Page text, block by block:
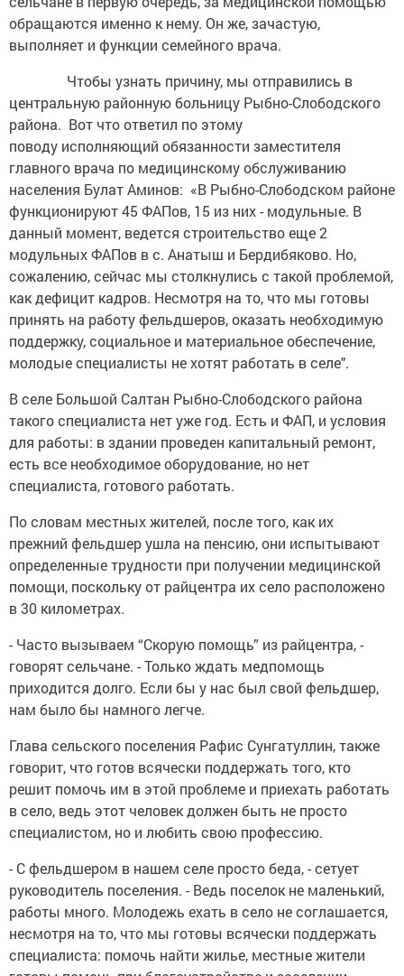
обращаются именно к нему. Он же, зачастую,
выполняет и функции семейного врача.
Чтобы узнать причину, мы отправились в
центральную районную больницу Рыбно-Слободского
района. Вот что ответил по этому
поводу исполняющий обязанности заместителя
главного врача по медицинскому обслуживанию
населения Булат Аминов: «В Рыбно-Слободском районе
функционируют 45 ФАПов, 15 из них - модульные. В
данный момент, ведется строительство еще 2
модульных ФАПов в с. Анатыш и Бердибяково. Но,
сожалению, сейчас мы столкнулись с такой проблемой,
как дефицит кадров. Несмотря на то, что мы готовы
принять на работу фельдшеров, оказать необходимую
поддержку, социальное и материальное обеспечение,
молодые специалисты не хотят работать в селе".
В селе Большой Салтан Рыбно-Слободского района
такого специалиста нет уже год. Есть и ФАП, и условия
для работы: в здании проведен капитальный ремонт,
есть все необходимое оборудование, но нет
специалиста, готового работать.
По словам местных жителей, после того, как их
прежний фельдшер ушла на пенсию, они испытывают
определенные трудности при получении медицинской
помощи, поскольку от райцентра их село расположено
в 30 километрах.
- Часто вызываем “Скорую помощь” из райцентра, -
говорят сельчане. - Только ждать медпомощь
приходится долго. Если бы у нас был свой фельдшер,
нам было бы намного легче.
Глава сельского поселения Рафис Сунгатуллин, также
говорит, что готов всячески поддержать того, кто
решит помочь им в этой проблеме и приехать работать
в село, ведь этот человек должен быть не просто
специалистом, но и любить свою профессию.
- С фельдшером в нашем селе просто беда, - сетует
руководитель поселения. - Ведь поселок не маленький,
работы много. Молодежь ехать в село не соглашается,
несмотря на то, что мы готовы всячески поддержать
специалиста: помочь найти жилье, местные жители